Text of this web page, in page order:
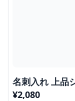
名刺入れ 上品
¥2,080